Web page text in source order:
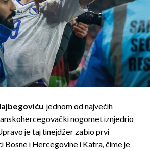
, jednom od najvećih
nogomet iznjedrio
je taj tinejdžer zabio prvi
Bosne i Hercegovine i Katra, čime je